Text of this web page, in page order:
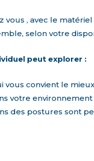
vous , avec le
selon votre
peut explorer :
vous convient le mieux
votre environnement
des postures sont